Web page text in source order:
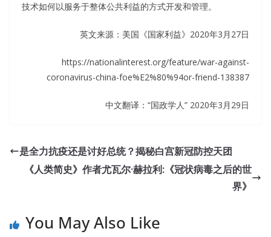
技术如何以服务于整体公共利益的方式开发和管理。
英文来源：美国《国家利益》2020年3月27日
https://nationalinterest.org/feature/war-against-
coronavirus-china-foe%E2%80%94or-friend-138387
中文翻译：“国政学人” 2020年3月29日
是全力抗疫还是讨好总统？揭秘白宫新冠防控天团
《人类简史》作者尤瓦尔·赫拉利:《冠状病毒之后的世
界》
You May Also Like